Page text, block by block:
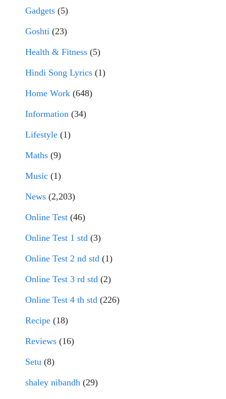
Gadgets (5)
Goshti (23)
Health & Fitness (5)
Hindi Song Lyrics (1)
Home Work (648)
Information (34)
Lifestyle (1)
Maths (9)
Music (1)
News (2,203)
Online Test (46)
Online Test 1 std (3)
Online Test 2 nd std (1)
Online Test 3 rd std (2)
Online Test 4 th std (226)
Recipe (18)
Reviews (16)
Setu (8)
shaley nibandh (29)